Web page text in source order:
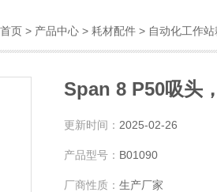
首页 > 产品中心 > 耗材配件 > 自动化工作
Span 8 P50吸头
更新时间： 2025-02-26
产品型号： B01090
厂商性质： 生产厂家